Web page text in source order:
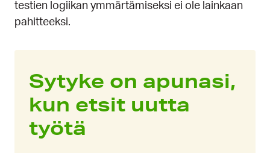
testien logiikan ymmärtämiseksi ei ole lainkaan
pahitteeksi.
Sytyke on apunasi,
kun etsit uutta
työtä